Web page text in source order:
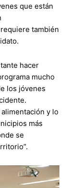
que están
también
hacer
mucho
los jóvenes
y lo
más
se